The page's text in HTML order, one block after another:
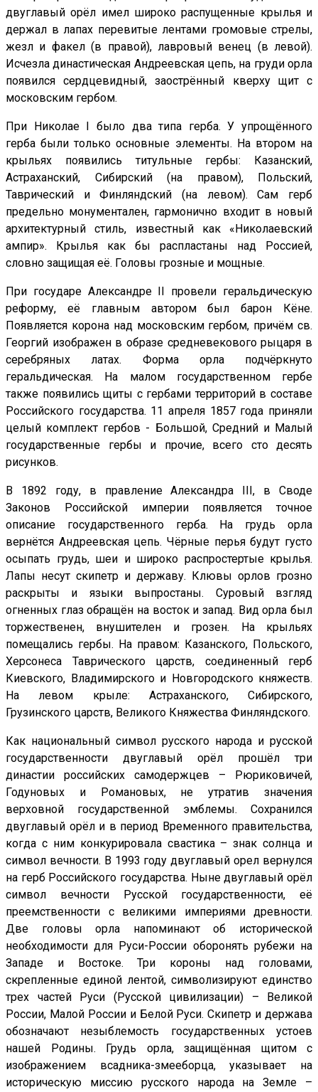
двуглавый орёл имел широко распущенные крылья и
держал в лапах перевитые лентами громовые стрелы,
жезл и факел (в правой), лавровый венец (в левой).
Исчезла династическая Андреевская цепь, на груди орла
появился сердцевидный, заострённый кверху щит с
московским гербом.
При Николае I было два типа герба. У упрощённого
герба были только основные элементы. На втором на
крыльях появились титульные гербы: Казанский,
Астраханский, Сибирский (на правом), Польский,
Таврический и Финляндский (на левом). Сам герб
предельно монументален, гармонично входит в новый
архитектурный стиль, известный как «Николаевский
ампир». Крылья как бы распластаны над Россией,
словно защищая её. Головы грозные и мощные.
При государе Александре II провели геральдическую
реформу, её главным автором был барон Кёне.
Появляется корона над московским гербом, причём св.
Георгий изображен в образе средневекового рыцаря в
серебряных латах. Форма орла подчёркнуто
геральдическая. На малом государственном гербе
также появились щиты с гербами территорий в составе
Российского государства. 11 апреля 1857 года приняли
целый комплект гербов - Большой, Средний и Малый
государственные гербы и прочие, всего сто десять
рисунков.
В 1892 году, в правление Александра III, в Своде
Законов Российской империи появляется точное
описание государственного герба. На грудь орла
вернётся Андреевская цепь. Чёрные перья будут густо
осыпать грудь, шеи и широко распростертые крылья.
Лапы несут скипетр и державу. Клювы орлов грозно
раскрыты и языки выпростаны. Суровый взгляд
огненных глаз обращён на восток и запад. Вид орла был
торжественен, внушителен и грозен. На крыльях
помещались гербы. На правом: Казанского, Польского,
Херсонеса Таврического царств, соединенный герб
Киевского, Владимирского и Новгородского княжеств.
На левом крыле: Астраханского, Сибирского,
Грузинского царств, Великого Княжества Финляндского.
Как национальный символ русского народа и русской
государственности двуглавый орёл прошёл три
династии российских самодержцев – Рюриковичей,
Годуновых и Романовых, не утратив значения
верховной государственной эмблемы. Сохранился
двуглавый орёл и в период Временного правительства,
когда с ним конкурировала свастика – знак солнца и
символ вечности. В 1993 году двуглавый орел вернулся
на герб Российского государства. Ныне двуглавый орёл
символ вечности Русской государственности, её
преемственности с великими империями древности.
Две головы орла напоминают об исторической
необходимости для Руси-России оборонять рубежи на
Западе и Востоке. Три короны над головами,
скрепленные единой лентой, символизируют единство
трех частей Руси (Русской цивилизации) – Великой
России, Малой России и Белой Руси. Скипетр и держава
обозначают незыблемость государственных устоев
нашей Родины. Грудь орла, защищённая щитом с
изображением всадника-змееборца, указывает на
историческую миссию русского народа на Земле –